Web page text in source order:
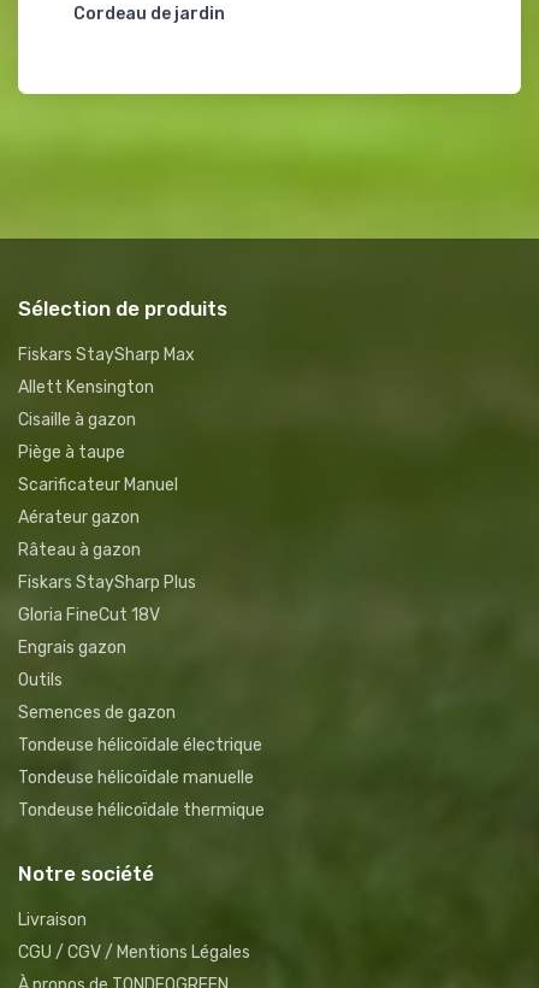
Cordeau de jardin
Sélection de produits
Fiskars StaySharp Max
Allett Kensington
Cisaille à gazon
Piège à taupe
Scarificateur Manuel
Aérateur gazon
Râteau à gazon
Fiskars StaySharp Plus
Gloria FineCut 18V
Engrais gazon
Outils
Semences de gazon
Tondeuse hélicoïdale électrique
Tondeuse hélicoïdale manuelle
Tondeuse hélicoïdale thermique
Notre société
Livraison
CGU / CGV / Mentions Légales